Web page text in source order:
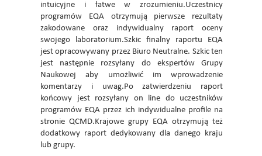
intuicyjne i łatwe w zrozumieniu.Uczestnicy
programów EQA otrzymują pierwsze rezultaty
zakodowane oraz indywidualny raport oceny
swojego laboratorium.Szkic finalny raportu EQA
jest opracowywany przez Biuro Neutralne. Szkic ten
jest następnie rozsyłany do ekspertów Grupy
Naukowej aby umożliwić im wprowadzenie
komentarzy i uwag.Po zatwierdzeniu raport
końcowy jest rozsyłany on line do uczestników
programów EQA przez ich indywidualne profile na
stronie QCMD.Krajowe grupy EQA otrzymują też
dodatkowy raport dedykowany dla danego kraju
lub grupy.